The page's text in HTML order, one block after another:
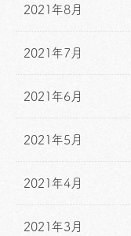
2021年8月
2021年7月
2021年6月
2021年5月
2021年4月
2021年3月